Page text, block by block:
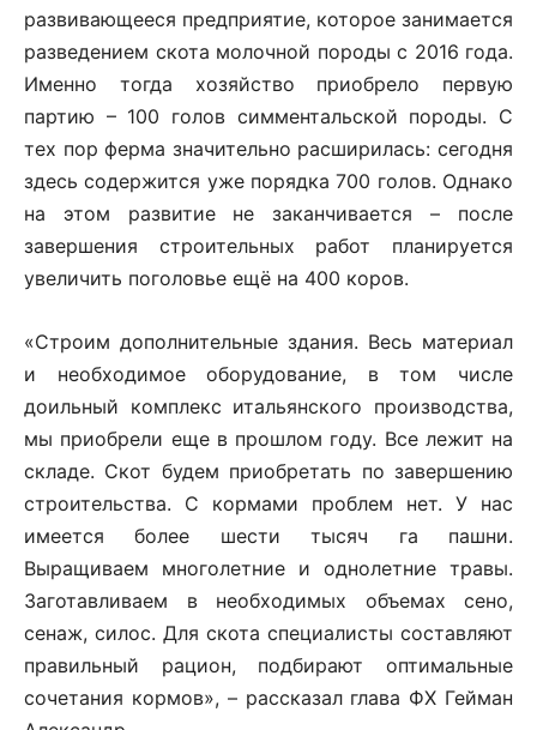
развивающееся предприятие, которое занимается
разведением скота молочной породы с 2016 года.
Именно тогда хозяйство приобрело первую
партию – 100 голов симментальской породы. С
тех пор ферма значительно расширилась: сегодня
здесь содержится уже порядка 700 голов. Однако
на этом развитие не заканчивается – после
завершения строительных работ планируется
увеличить поголовье ещё на 400 коров.
«Строим дополнительные здания. Весь материал
и необходимое оборудование, в том числе
доильный комплекс итальянского производства,
мы приобрели еще в прошлом году. Все лежит на
складе. Скот будем приобретать по завершению
строительства. С кормами проблем нет. У нас
имеется более шести тысяч га пашни.
Выращиваем многолетние и однолетние травы.
Заготавливаем в необходимых объемах сено,
сенаж, силос. Для скота специалисты составляют
правильный рацион, подбирают оптимальные
сочетания кормов», – рассказал глава ФХ Гейман